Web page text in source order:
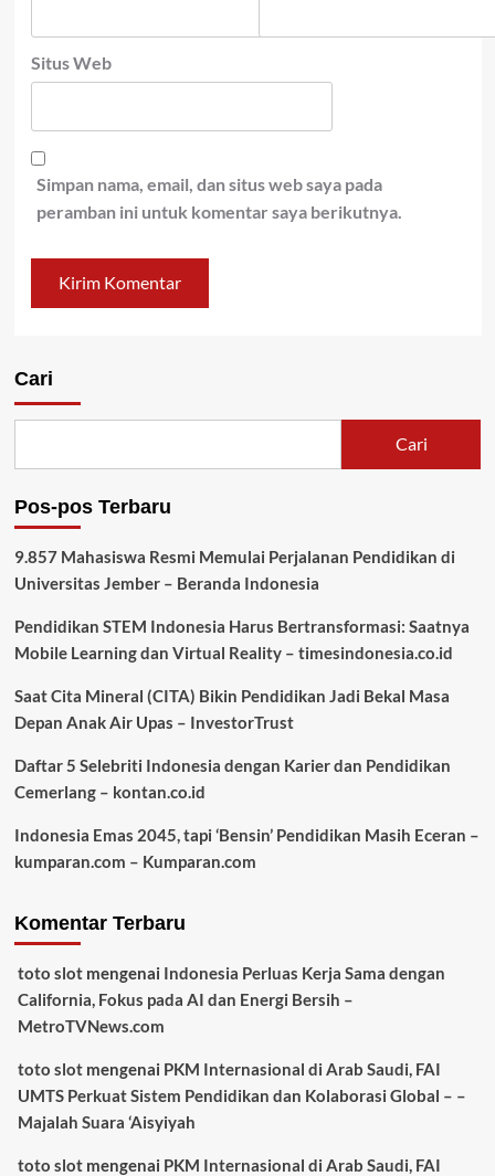
Situs Web
Simpan nama, email, dan situs web saya pada
peramban ini untuk komentar saya berikutnya.
Cari
Cari
Pos-pos Terbaru
9.857 Mahasiswa Resmi Memulai Perjalanan Pendidikan di
Universitas Jember – Beranda Indonesia
Pendidikan STEM Indonesia Harus Bertransformasi: Saatnya
Mobile Learning dan Virtual Reality – timesindonesia.co.id
Saat Cita Mineral (CITA) Bikin Pendidikan Jadi Bekal Masa
Depan Anak Air Upas – InvestorTrust
Daftar 5 Selebriti Indonesia dengan Karier dan Pendidikan
Cemerlang – kontan.co.id
Indonesia Emas 2045, tapi ‘Bensin’ Pendidikan Masih Eceran –
kumparan.com – Kumparan.com
Komentar Terbaru
toto slotmengenai Indonesia Perluas Kerja Sama dengan
California, Fokus pada AI dan Energi Bersih –
MetroTVNews.com
toto slotmengenai PKM Internasional di Arab Saudi, FAI
UMTS Perkuat Sistem Pendidikan dan Kolaborasi Global – –
Majalah Suara ‘Aisyiyah
toto slotmengenai PKM Internasional di Arab Saudi, FAI